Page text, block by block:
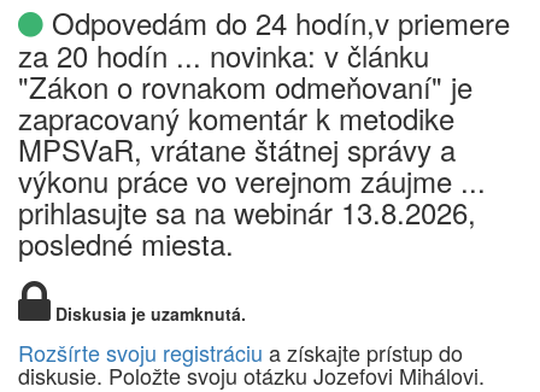
Odpovedám do 24 hodín,v priemere
za 20 hodín ... novinka: v článku
"Zákon o rovnakom odmeňovaní" je
zapracovaný komentár k metodike
MPSVaR, vrátane štátnej správy a
výkonu práce vo verejnom záujme ...
prihlasujte sa na webinár 13.8.2026,
posledné miesta.
Diskusia je uzamknutá.
Rozšírte svoju registráciu a získajte prístup do
diskusie. Položte svoju otázku Jozefovi Mihálovi.